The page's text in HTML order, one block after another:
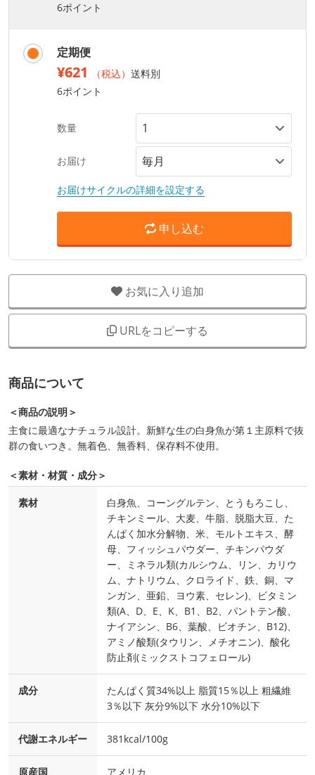
6ポイント
定期便
¥621 （税込） 送料別
6ポイント
数量
お届け
お届けサイクルの詳細を設定する
申し込む
お気に入り追加
URLをコピーする
商品について
＜商品の説明＞
主食に最適なナチュラル設計。新鮮な生の白身魚が第１主原料で抜
群の食いつき。無着色、無香料、保存料不使用。
＜素材・材質・成分＞
素材
白身魚、コーングルテン、とうもろこし、
チキンミール、大麦、牛脂、脱脂大豆、た
んぱく加水分解物、米、モルトエキス、酵
母、フィッシュパウダー、チキンパウダ
ー、ミネラル類(カルシウム、リン、カリウ
ム、ナトリウム、クロライド、鉄、銅、マ
ンガン、亜鉛、ヨウ素、セレン)、ビタミン
類(A、D、E、K、B1、B2、パントテン酸、
ナイアシン、B6、葉酸、ビオチン、B12)、
アミノ酸類(タウリン、メチオニン)、酸化
防止剤(ミックストコフェロール)
成分
たんぱく質34%以上 脂質15％以上 粗繊維
3％以下 灰分9%以下 水分10%以下
代謝エネルギー 381kcal/100g
原産国 アメリカ